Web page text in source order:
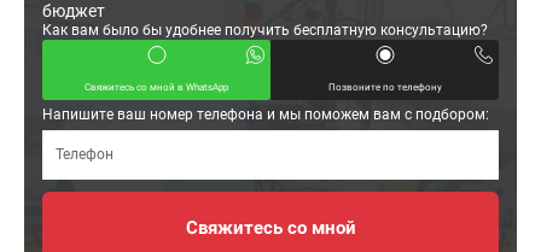
бюджет
Как вам было бы удобнее получить бесплатную консультацию?
Свяжитесь со мной в WhatsApp Позвоните по телефону
Напишите ваш номер телефона и мы поможем вам с подбором: